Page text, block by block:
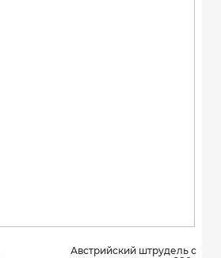
Австрийский штрудель с